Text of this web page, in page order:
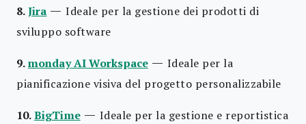
8.Jira —Ideale per la gestione dei prodotti di
sviluppo software
9.monday AI Workspace — Ideale per la
pianificazione visiva del progetto personalizzabile
10.BigTime — Ideale per la gestione e reportistica